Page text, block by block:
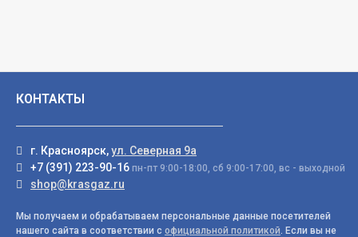
КОНТАКТЫ
г. Красноярск,ул. Северная 9а
+7 (391) 223-90-16 пн-пт 9:00-18:00, сб 9:00-17:00, вс - выходной
shop@krasgaz.ru
Мы получаем и обрабатываем персональные данные посетителей
нашего сайта в соответствии с официальной политикой. Если вы не